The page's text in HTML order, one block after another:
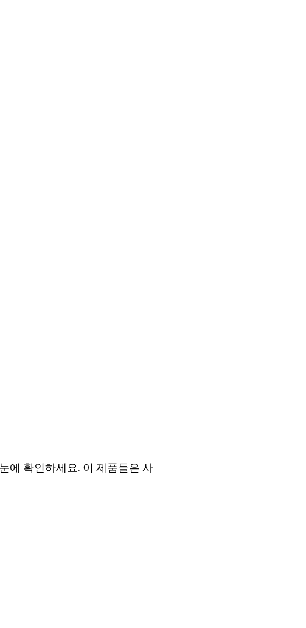
에 확인하세요. 이 제품들은 사